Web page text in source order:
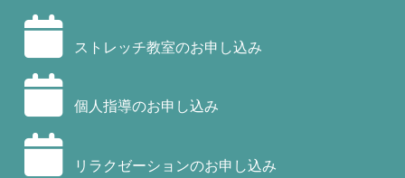
ストレッチ教室のお申し込み
個人指導のお申し込み
リラクゼーションのお申し込み